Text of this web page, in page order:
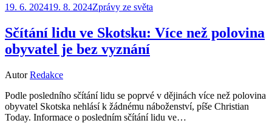
Zveřejněno
19. 6. 202419. 8. 2024Zprávy ze světa
Sčítání lidu ve Skotsku: Více než polovina
obyvatel je bez vyznání
AutorRedakce
Podle posledního sčítání lidu se poprvé v dějinách více než polovina
obyvatel Skotska nehlásí k žádnému náboženství, píše Christian
Today. Informace o posledním sčítání lidu ve…